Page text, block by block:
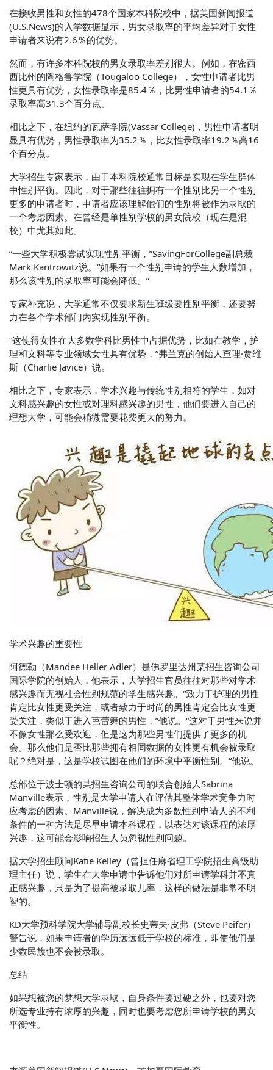
在接收男性和女性的478个国家本科院校中，据美国新闻报道
(U.S.News)的入学数据显示，男女录取率的平均差异对于女性
申请者来说有2.6％的优势。
然而，有许多本科院校的男女录取率差别很大。例如，在密西
西比州的陶格鲁学院（Tougaloo College），女性申请者比男
性更具有优势，女性录取率是85.4％，比男性申请者的54.1％
录取率高31.3个百分点。
相比之下，在纽约的瓦萨学院(Vassar College)，男性申请者明
显具有优势，男性录取率为35.2％，比女性录取率19.2％高16
个百分点。
大学招生专家表示，由于本科院校通常目标是实现在学生群体
中性别平衡。因此，对于那些往往拥有一个性别比另一个性别
更多的申请者时，申请者应该理解他们的性别将被作为录取的
一个考虑因素。在曾经是单性别学校的男女院校（现在是混
校）中尤其如此。
“一些大学积极尝试实现性别平衡，”SavingForCollege副总裁
Mark Kantrowitz说。“如果有一个性别申请的学生人数增加，
那么该性别的录取率可能会降低。”
专家补充说，大学通常不仅要求新生班级要性别平衡，还要努
力在各个学术部门内实现性别平衡。
“这使得女性在大多数学科比男性中占据优势，比如在教学，护
理和文科等专业领域女性具有优势，”弗兰克的创始人查理·贾维
斯（Charlie Javice）说。
相比之下，专家表示，学术兴趣与传统性别相符的学生，如对
文科感兴趣的女性或对理科感兴趣的男性，他们要进入自己的
理想大学，可能会稍微需要花费更大的努力。
学术兴趣的重要性
阿德勒（Mandee Heller Adler）是佛罗里达州某招生咨询公司
国际学院的创始人，他表示，大学招生官员往往对那些对学术
感兴趣而无视社会性别规范的学生感兴趣。“致力于护理的男性
肯定比女性更受关注，或者致力于时尚的男性肯定会比女性更
受关注，类似于进入芭蕾舞的男性，”他说。“这对于男性来说并
不像女性那么受欢迎，但是这为那些男性们提供了更多的机
会。那么他们是否比那些拥有相同数据的女性更有机会被录取
呢？绝对是，这是学校试图在他们的环境中平衡性别。“他说。
总部位于波士顿的某招生咨询公司的联合创始人Sabrina
Manville表示，性别是大学申请人在评估其整体学术竞争力时
应考虑的因素。Manville说，解决成为多数性别申请人的不利
条件的一种方法是尽早申请本科课程，以表达对该课程的浓厚
兴趣，这可能会影响招生人员忽视性别问题。
据大学招生顾问Katie Kelley（曾担任麻省理工学院招生高级助
理主任）说，学生在大学申请中告诉他们对所申请学科并不真
正感兴趣，只是为了提高被录取几率，这样的做法是非常不明
智的。
KD大学预科学院大学辅导副校长史蒂夫·皮弗（Steve Peifer）
警告说，如果申请者的学历远远低于学校的标准，即使他们是
少数民族也不会被录取。
总结
如果想被您的梦想大学录取，自身条件要过硬之外，也要对您
所选专业持有浓厚的兴趣，同时也要考虑您所申请学校的男女
平衡性。